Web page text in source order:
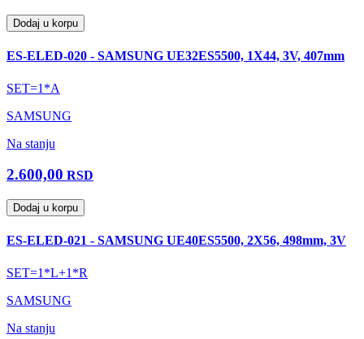
Dodaj u korpu
ES-ELED-020 - SAMSUNG UE32ES5500, 1X44, 3V, 407mm
SET=1*A
SAMSUNG
Na stanju
2.600,00 RSD
Dodaj u korpu
ES-ELED-021 - SAMSUNG UE40ES5500, 2X56, 498mm, 3V
SET=1*L+1*R
SAMSUNG
Na stanju